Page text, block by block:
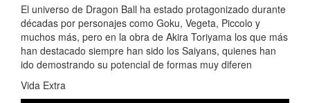
El universo de Dragon Ball ha estado protagonizado durante
décadas por personajes como Goku, Vegeta, Piccolo y
muchos más, pero en la obra de Akira Toriyama los que más
han destacado siempre han sido los Saiyans, quienes han
ido demostrando su potencial de formas muy diferen
Vida Extra